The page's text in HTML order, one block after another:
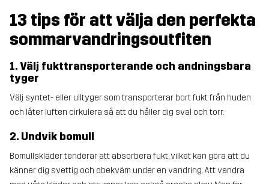
13 tips för att välja den perfekta
sommarvandringsoutfiten
1. Välj fukttransporterande och andningsbara
tyger
Välj syntet- eller ulltyger som transporterar bort fukt från huden
och låter luften cirkulera så att du håller dig sval och torr.
2. Undvik bomull
Bomullskläder tenderar att absorbera fukt, vilket kan göra att du
känner dig svettig och obekväm under en vandring. Att vandra